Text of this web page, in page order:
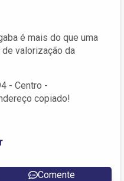
é mais do que uma
valorização da
- Centro -
copiado!
Comente